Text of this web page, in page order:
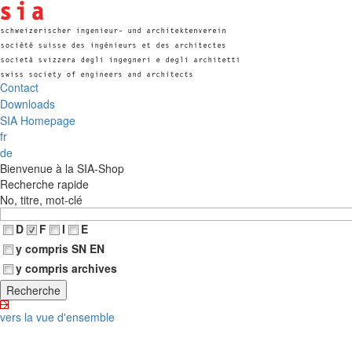
Contact
Downloads
SIA Homepage
fr
de
Bienvenue à la SIA-Shop
Recherche rapide
No, titre, mot-clé
D
F I
E
y compris SN EN
y compris archives
vers la vue d'ensemble